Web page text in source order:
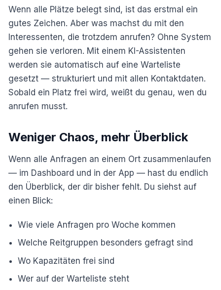
Wenn alle Plätze belegt sind, ist das erstmal ein
gutes Zeichen. Aber was machst du mit den
Interessenten, die trotzdem anrufen? Ohne System
gehen sie verloren. Mit einem KI-Assistenten
werden sie automatisch auf eine Warteliste
gesetzt — strukturiert und mit allen Kontaktdaten.
Sobald ein Platz frei wird, weißt du genau, wen du
anrufen musst.
Weniger Chaos, mehr Überblick
Wenn alle Anfragen an einem Ort zusammenlaufen
— im Dashboard und in der App — hast du endlich
den Überblick, der dir bisher fehlt. Du siehst auf
einen Blick:
Wie viele Anfragen pro Woche kommen
Welche Reitgruppen besonders gefragt sind
Wo Kapazitäten frei sind
Wer auf der Warteliste steht